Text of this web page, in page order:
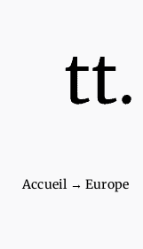
Accueil → Europe